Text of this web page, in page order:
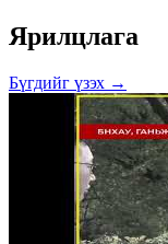
Ярилцлага
Бүгдийг үзэх →